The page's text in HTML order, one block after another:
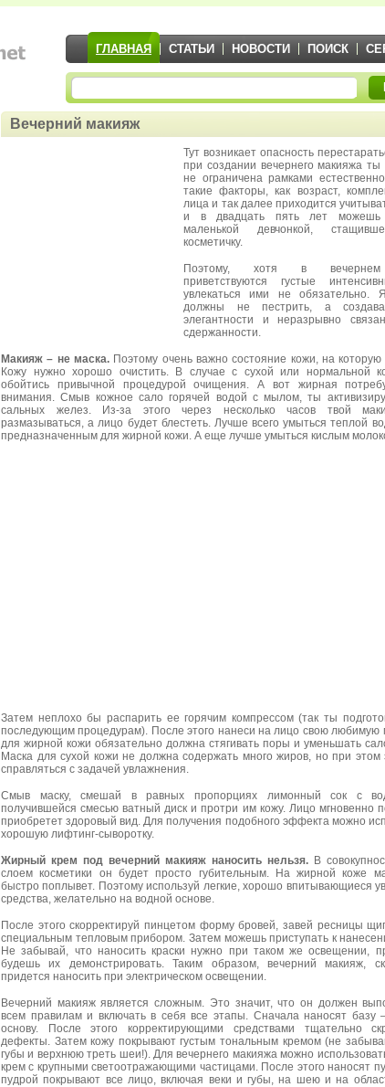
ГЛАВНАЯ СТАТЬИ НОВОСТИ ПОИСК
Вечерний макияж
Тут возникает опасность
при создании вечернего макияжа ты
не ограничена рамками
такие факторы, как возраст,
лица и так далее приходится
и в двадцать пять лет можешь
маленькой девчонкой,
косметичку.
Поэтому, хотя в вечернем
приветствуются густые
увлекаться ими не обязательно.
должны не пестрить, а
элегантности и неразрывно
сдержанности.
Макияж – не маска. Поэтому очень важно состояние кожи, на
Кожу нужно хорошо очистить. В случае с сухой или нормальной
обойтись привычной процедурой очищения. А вот жирная
внимания. Смыв кожное сало горячей водой с мылом, ты
сальных желез. Из-за этого через несколько часов твой
размазываться, а лицо будет блестеть. Лучше всего умыться теплой
предназначенным для жирной кожи. А еще лучше умыться кислым
Затем неплохо бы распарить ее горячим компрессом (так ты
последующим процедурам). После этого нанеси на лицо свою любимую
для жирной кожи обязательно должна стягивать поры и уменьшать
Маска для сухой кожи не должна содержать много жиров, но при этом
справляться с задачей увлажнения.
Смыв маску, смешай в равных пропорциях лимонный сок с
получившейся смесью ватный диск и протри им кожу. Лицо мгновенно
приобретет здоровый вид. Для получения подобного эффекта можно
хорошую лифтинг-сыворотку.
Жирный крем под вечерний макияж наносить нельзя. В
слоем косметики он будет просто губительным. На жирной коже
быстро поплывет. Поэтому используй легкие, хорошо впитывающиеся
средства, желательно на водной основе.
После этого скорректируй пинцетом форму бровей, завей ресницы
специальным тепловым прибором. Затем можешь приступать к
Не забывай, что наносить краски нужно при таком же освещении,
будешь их демонстрировать. Таким образом, вечерний макияж,
придется наносить при электрическом освещении.
Вечерний макияж является сложным. Это значит, что он должен
всем правилам и включать в себя все этапы. Сначала наносят базу
основу. После этого корректирующими средствами тщательно
дефекты. Затем кожу покрывают густым тональным кремом (не
губы и верхнюю треть шеи!). Для вечернего макияжа можно
крем с крупными светоотражающими частицами. После этого наносят
пудрой покрывают все лицо, включая веки и губы, на шею и на